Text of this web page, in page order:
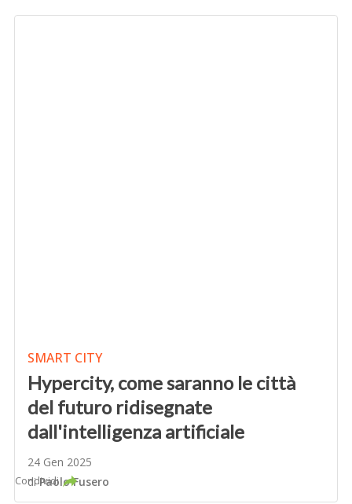
SMART CITY
Hypercity, come saranno le città
del futuro ridisegnate
dall'intelligenza artificiale
24 Gen 2025
diPaolo Fusero
Condividi